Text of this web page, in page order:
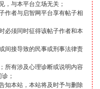
，与本平台立场无关；
作者与启智网平台享有帖子相
必须同时征得该帖子作者和本
间接导致的民事或刑事法律责
所有涉及心理诊断或说明内容
；
知本站，本站将及时予与删除